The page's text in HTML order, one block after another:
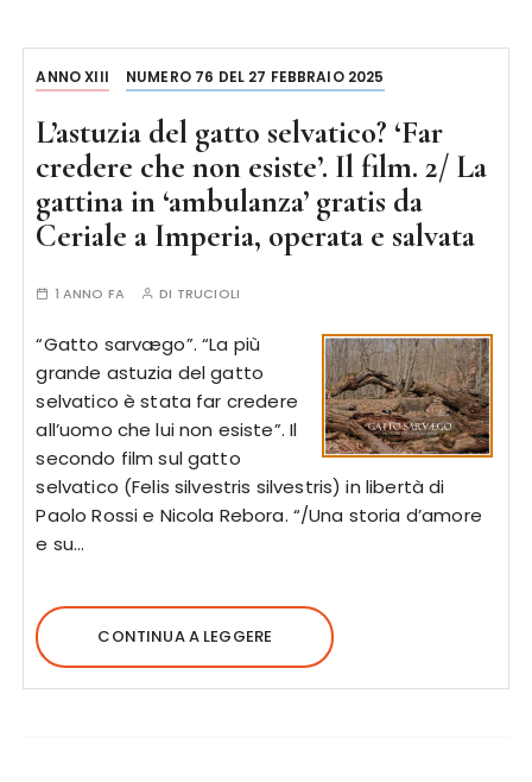
ANNO XIII NUMERO 76 DEL 27 FEBBRAIO 2025
L’astuzia del gatto selvatico? ‘Far
credere che non esiste’. Il film. 2/ La
gattina in ‘ambulanza’ gratis da
Ceriale a Imperia, operata e salvata
1 ANNO FA DI TRUCIOLI
“Gatto sarvægo”. “La più
grande astuzia del gatto
selvatico è stata far credere
all’uomo che lui non esiste”. Il
secondo film sul gatto
selvatico (Felis silvestris silvestris) in libertà di
Paolo Rossi e Nicola Rebora. “/Una storia d’amore
e su…
CONTINUA A LEGGERE